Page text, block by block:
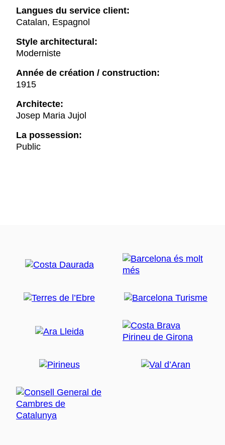
Langues du service client:
Catalan, Espagnol
Style architectural:
Moderniste
Année de création / construction:
1915
Architecte:
Josep Maria Jujol
La possession:
Public